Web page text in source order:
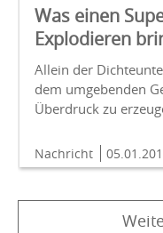
Was einen
Explodieren
Allein der
dem umgebenden
Überdruck zu
Nachricht